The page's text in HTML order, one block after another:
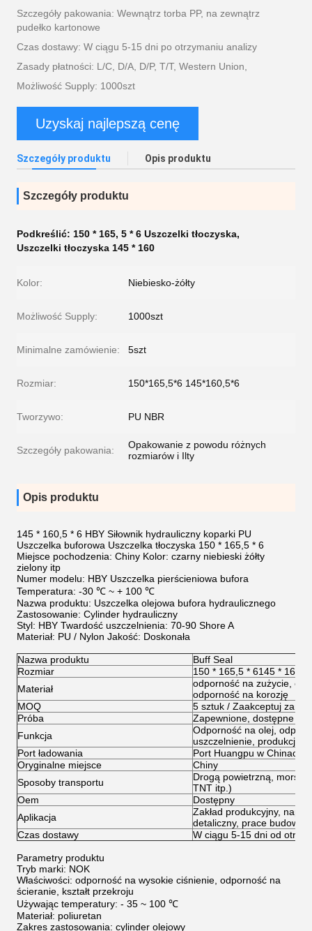
Szczegóły pakowania: Wewnątrz torba PP, na zewnątrz
pudełko kartonowe
Czas dostawy: W ciągu 5-15 dni po otrzymaniu analizy
Zasady płatności: L/C, D/A, D/P, T/T, Western Union,
Możliwość Supply: 1000szt
Uzyskaj najlepszą cenę
Szczegóły produktu Opis produktu
Szczegóły produktu
Podkreślić: 150 * 165, 5 * 6 Uszczelki tłoczyska,
Uszczelki tłoczyska 145 * 160
Kolor: Niebiesko-żółty
Możliwość Supply: 1000szt
Minimalne zamówienie: 5szt
Rozmiar: 150*165,5*6 145*160,5*6
Tworzywo: PU NBR
Szczegóły pakowania:
Opakowanie z powodu różnych
rozmiarów i Ilty
Opis produktu
145 * 160,5 * 6 HBY Siłownik hydrauliczny koparki PU
Uszczelka buforowa Uszczelka tłoczyska 150 * 165,5 * 6
Miejsce pochodzenia: Chiny Kolor: czarny niebieski żółty
zielony itp
Numer modelu: HBY Uszczelka pierścieniowa bufora
Temperatura: -30 ℃ ~ + 100 ℃
Nazwa produktu: Uszczelka olejowa bufora hydraulicznego
Zastosowanie: Cylinder hydrauliczny
Styl: HBY Twardość uszczelnienia: 70-90 Shore A
Materiał: PU / Nylon Jakość: Doskonała
Nazwa produktu
Buff Seal
Rozmiar
150 * 165,5 * 6145 * 160,5
Materiał
odporność na zużycie,
odporność na korozję
MOQ
5 sztuk / Zaakceptuj
Próba
Zapewnione, dostępne
Funkcja
Odporność na olej,
uszczelnienie, produkcja
Port ładowania
Port Huangpu w Chinach
Oryginalne miejsce
Chiny
Sposoby transportu
Drogą powietrzną,
TNT itp.)
Oem
Dostępny
Aplikacja
Zakład produkcyjny,
detaliczny, prace
Czas dostawy
W ciągu 5-15 dni od
Parametry produktu
Tryb marki: NOK
Właściwości: odporność na wysokie ciśnienie, odporność na
ścieranie, kształt przekroju
Używając temperatury: - 35 ~ 100 ℃
Materiał: poliuretan
Zakres zastosowania: cylinder olejowy